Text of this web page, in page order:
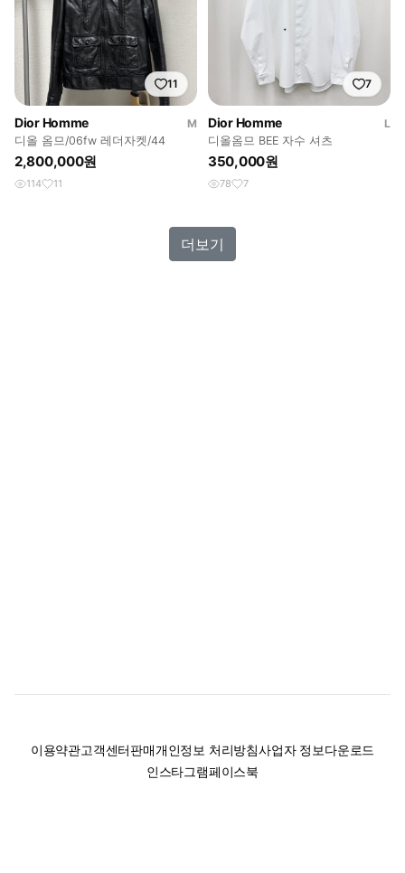
11
Dior Homme
M
디올 옴므/06fw 레더자켓/44
2,800,000원
114 11
7
Dior Homme
L
디올옴므 BEE 자수 셔츠
350,000원
78 7
더보기
이용약관고객센터판매개인정보 처리방침사업자 정보다운로드
인스타그램페이스북